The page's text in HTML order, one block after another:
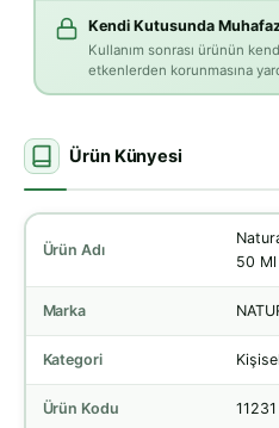
Kendi Kutusunda
Kullanım sonrası ürünün
etkenlerden korunmasına
Ürün Künyesi
Ürün Adı
50 Ml
Marka
Kategori
Ürün Kodu 11231